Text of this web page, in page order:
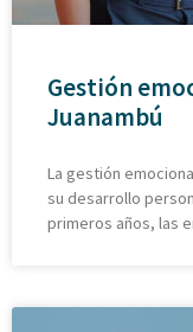
Gestión
Juanambú
La gestión
su desarrollo
primeros años, las